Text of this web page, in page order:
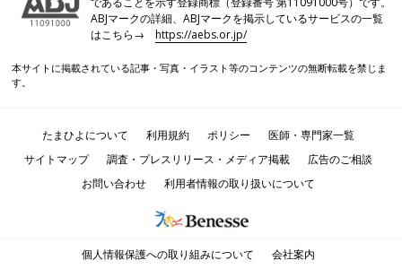
ABJマークの詳細、ABJマークを掲示しているサービスの一覧
はこちら→https://aebs.or.jp/
本サイトに掲載されている記事・写真・イラスト等のコンテンツの無断転載を禁じま
す。
たまひよについて 利用規約 ポリシー
医師・専門家一覧
サイトマップ
調査・プレスリリース・メディア掲載
広告のご相談
お問い合わせ
利用者情報の取り扱いについて
個人情報保護への取り組みについて 会社案内